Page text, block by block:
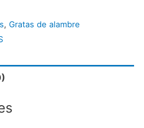
, Gratas de alambre